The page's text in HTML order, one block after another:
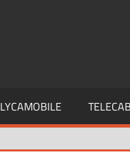
LYCAMOBILE